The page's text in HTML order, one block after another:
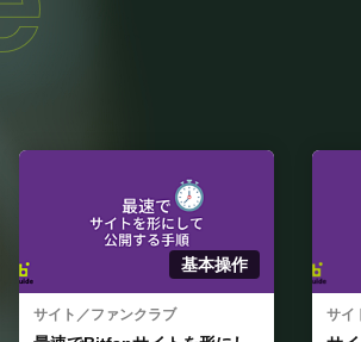
基本操作
サイト／ファンクラブ サイ